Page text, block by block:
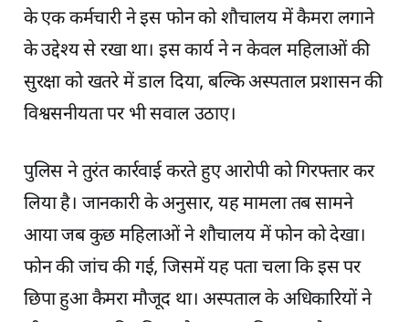
के एक कर्मचारी ने इस फोन को शौचालय में कैमरा लगाने
के उद्देश्य से रखा था। इस कार्य ने न केवल महिलाओं की
सुरक्षा को खतरे में डाल दिया, बल्कि अस्पताल प्रशासन की
विश्वसनीयता पर भी सवाल उठाए।
पुलिस ने तुरंत कार्रवाई करते हुए आरोपी को गिरफ्तार कर
लिया है। जानकारी के अनुसार, यह मामला तब सामने
आया जब कुछ महिलाओं ने शौचालय में फोन को देखा।
फोन की जांच की गई, जिसमें यह पता चला कि इस पर
छिपा हुआ कैमरा मौजूद था। अस्पताल के अधिकारियों ने